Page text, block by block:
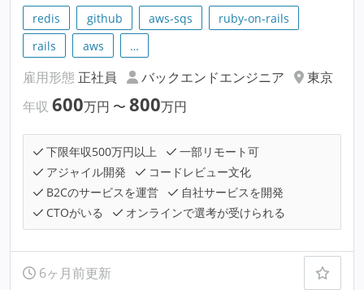
redis github aws-sqs
ruby-on-rails
rails
aws …
雇用形態 正社員 バックエンドエンジニア
東京
年収 600万円 〜 800万円
下限年収500万円以上
一部リモート可
アジャイル開発
コードレビュー文化
B2Cのサービスを運営
自社サービスを開発
CTOがいる
オンラインで選考が受けられる
6ヶ月前更新